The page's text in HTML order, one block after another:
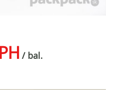
/ bal.